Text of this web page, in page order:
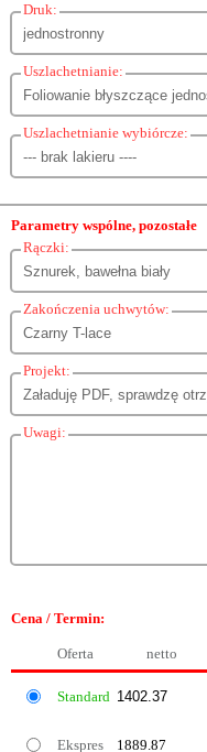
Druk:
Uszlachetnianie:
Uszlachetnianie wybiórcze:
Parametry wspólne, pozostałe
Rączki:
Zakończenia uchwytów:
Projekt:
Uwagi:
Cena / Termin:
Oferta netto
Standard
Ekspres 1889.87